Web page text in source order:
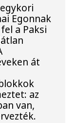
Egonnak
a Paksi
át
az
van,